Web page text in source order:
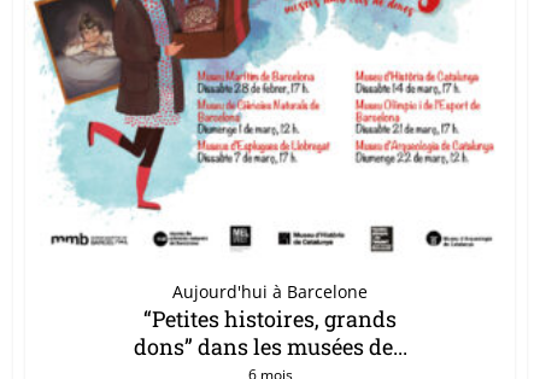
Aujourd'hui à Barcelone
“Petites histoires, grands
dons” dans les musées de...
6 mois